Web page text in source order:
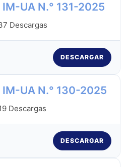
UA N.° 131-2025
Descargas
DESCARGAR
UA N.° 130-2025
Descargas
DESCARGAR